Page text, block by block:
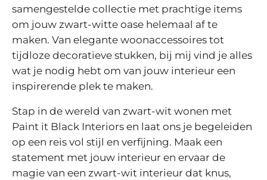
samengestelde collectie met prachtige items
om jouw zwart-witte oase helemaal af te
maken. Van elegante woonaccessoires tot
tijdloze decoratieve stukken, bij mij vind je alles
wat je nodig hebt om van jouw interieur een
inspirerende plek te maken.
Stap in de wereld van zwart-wit wonen met
Paint it Black Interiors en laat ons je begeleiden
op een reis vol stijl en verfijning. Maak een
statement met jouw interieur en ervaar de
magie van een zwart-wit interieur dat knus,